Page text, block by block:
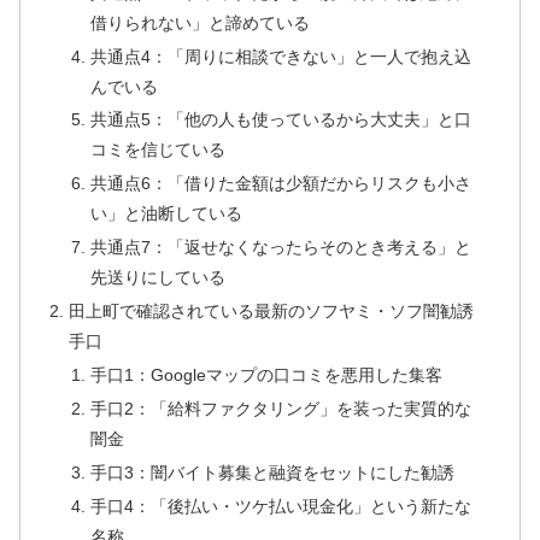
借りられない」と諦めている
共通点4：「周りに相談できない」と一人で抱え込
んでいる
共通点5：「他の人も使っているから大丈夫」と口
コミを信じている
共通点6：「借りた金額は少額だからリスクも小さ
い」と油断している
共通点7：「返せなくなったらそのとき考える」と
先送りにしている
田上町で確認されている最新のソフヤミ・ソフ闇勧誘
手口
手口1：Googleマップの口コミを悪用した集客
手口2：「給料ファクタリング」を装った実質的な
闇金
手口3：闇バイト募集と融資をセットにした勧誘
手口4：「後払い・ツケ払い現金化」という新たな
名称